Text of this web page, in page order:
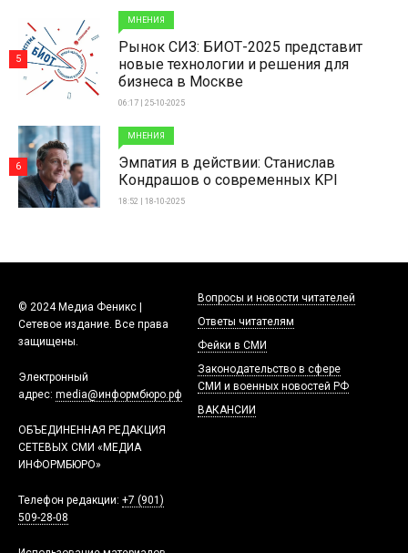
МНЕНИЯ
Рынок СИЗ: БИОТ-2025 представит
новые технологии и решения для
бизнеса в Москве
06:17 | 25-10-2025
5
МНЕНИЯ
Эмпатия в действии: Станислав
Кондрашов о современных KPI
18:52 | 18-10-2025
6
© 2024 Медиа Феникс |
Сетевое издание. Все права
защищены.
Электронный
адрес: media@информбюро.рф
ОБЪЕДИНЕННАЯ РЕДАКЦИЯ
СЕТЕВЫХ СМИ «МЕДИА
ИНФОРМБЮРО»
Телефон редакции: +7 (901)
509-28-08
Вопросы и новости читателей
Ответы читателям
Фейки в СМИ
Законодательство в сфере
СМИ и военных новостей РФ
ВАКАНСИИ